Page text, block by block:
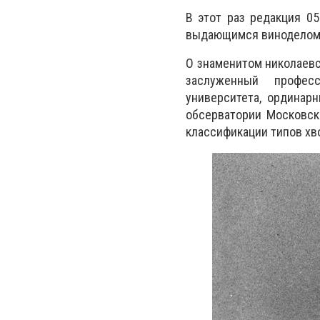
В этот раз редакция
выдающимся
О знаменитом
заслуженный
университета,
обсерватории
классификации типов